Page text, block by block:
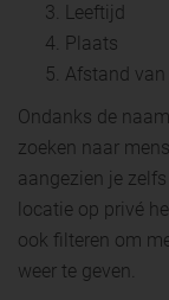
Leeftijd
Plaats
Afstand van
Ondanks de
zoeken naar
aangezien je
locatie op privé
ook filteren om
weer te geven.